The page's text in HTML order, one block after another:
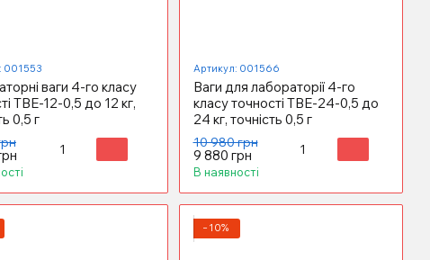
001553
ваги 4-го класу
ТВЕ-12-0,5 до 12 кг,
0,5 г
Артикул: 001566
Ваги для лабораторії 4-го
класу точності ТВЕ-24-0,5 до
24 кг, точність 0,5 г
10 980 грн
9 880 грн
В наявності
−10%